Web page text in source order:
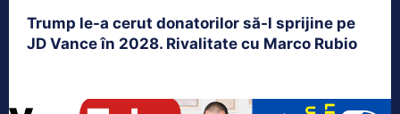
Trump le-a cerut donatorilor să-l sprijine pe
JD Vance în 2028. Rivalitate cu Marco Rubio